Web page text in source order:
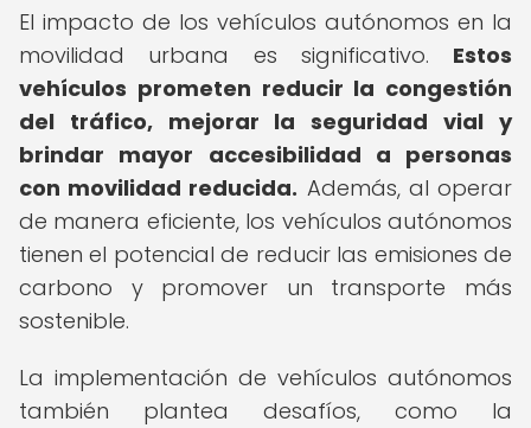
El impacto de los vehículos autónomos en la
movilidad urbana es significativo. Estos
vehículos prometen reducir la congestión
del tráfico, mejorar la seguridad vial y
brindar mayor accesibilidad a personas
con movilidad reducida. Además, al operar
de manera eficiente, los vehículos autónomos
tienen el potencial de reducir las emisiones de
carbono y promover un transporte más
sostenible.
La implementación de vehículos autónomos
también plantea desafíos, como la